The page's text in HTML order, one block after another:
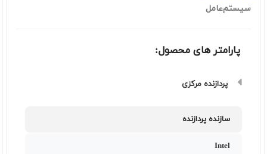
سيستم‌عامل
پارامتر های محصول:
پردازنده مرکزی
سازنده پردازنده
Intel